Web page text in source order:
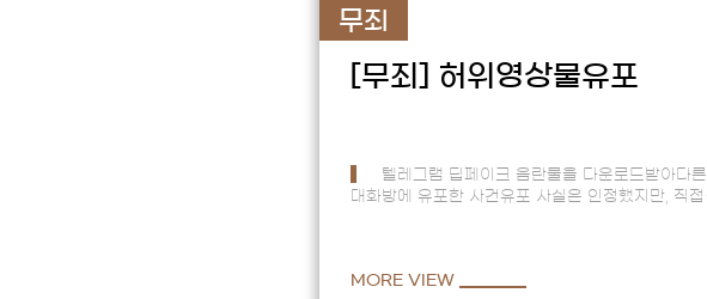
무죄
[무죄] 허위영상물유포
텔레그램 딥페이크 음란물을 다운로드받아다른
대화방에 유포한 사건유포 사실은 인정했지만, 직접
MORE VIEW